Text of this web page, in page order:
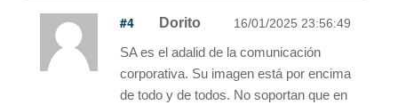
#4 Dorito 16/01/2025 23:56:49
SA es el adalid de la comunicación
corporativa. Su imagen está por encima
de todo y de todos. No soportan que en